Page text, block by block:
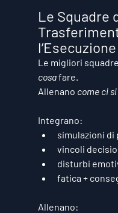
Le Squadre
l’Esecuzione
Le migliori
cosa fare.
Allenano come ci
Integrano:
simulazioni di
vincoli
disturbi
fatica +
Allenano: